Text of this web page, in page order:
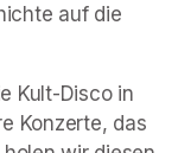
auf die
Kult-Disco in
Konzerte, das